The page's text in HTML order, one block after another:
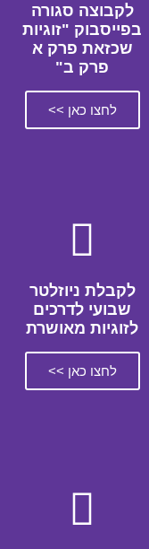
לקבוצה סגורה
בפייסבוק "זוגיות
שכזאת פרק א
פרק ב"
לחצו כאן >>
לקבלת ניוזלטר
שבועי לדרכים
לזוגיות מאושרת
לחצו כאן >>